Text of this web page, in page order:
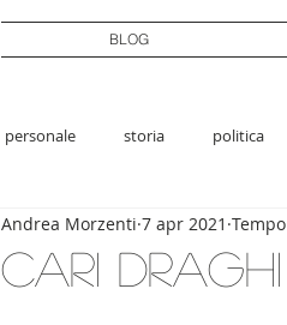
BLOG
personale storia politica
Cari
Andrea Morzenti 7 apr 2021